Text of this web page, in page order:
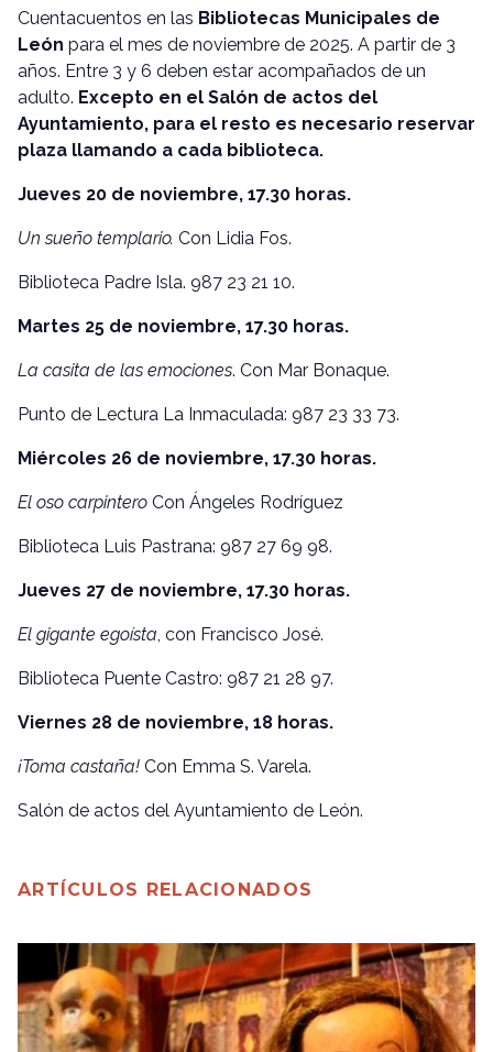
Cuentacuentos en las Bibliotecas Municipales de
León para el mes de noviembre de 2025. A partir de 3
años. Entre 3 y 6 deben estar acompañados de un
adulto. Excepto en el Salón de actos del
Ayuntamiento, para el resto es necesario reservar
plaza llamando a cada biblioteca.
Jueves 20 de noviembre, 17.30 horas.
Un sueño templario. Con Lidia Fos.
Biblioteca Padre Isla. 987 23 21 10.
Martes 25 de noviembre, 17.30 horas.
La casita de las emociones. Con Mar Bonaque.
Punto de Lectura La Inmaculada: 987 23 33 73.
Miércoles 26 de noviembre, 17.30 horas.
El oso carpintero Con Ángeles Rodríguez
Biblioteca Luis Pastrana: 987 27 69 98.
Jueves 27 de noviembre, 17.30 horas.
El gigante egoísta , con Francisco José.
Biblioteca Puente Castro: 987 21 28 97.
Viernes 28 de noviembre, 18 horas.
¡Toma castaña! Con Emma S. Varela.
Salón de actos del Ayuntamiento de León.
ARTÍCULOS RELACIONADOS